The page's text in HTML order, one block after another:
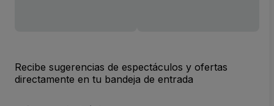
Recibe sugerencias de espectáculos y ofertas
directamente en tu bandeja de entrada